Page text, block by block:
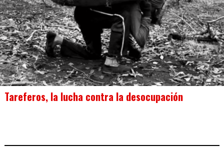
Tareferos, la lucha contra la desocupación